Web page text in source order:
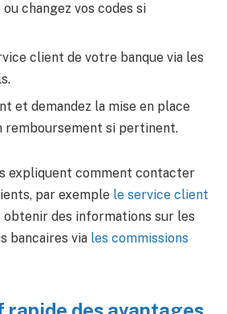
changez vos codes si
client de votre banque via les
et demandez la mise en place
remboursement si pertinent.
expliquent comment contacter
par exemple le service client
obtenir des informations sur les
bancaires via les commissions